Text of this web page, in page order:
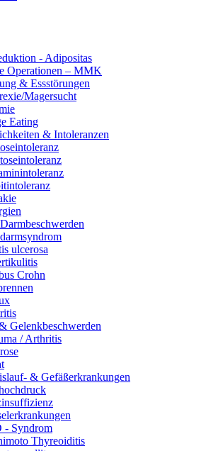
- Adipositas
Operationen – MMK
& Essstörungen
Magersucht
Eating
& Intoleranzen
ulcerosa
Crohn
Gelenkbeschwerden
/ Arthritis
& Gefäßerkrankungen
- Syndrom
Thyreoiditis